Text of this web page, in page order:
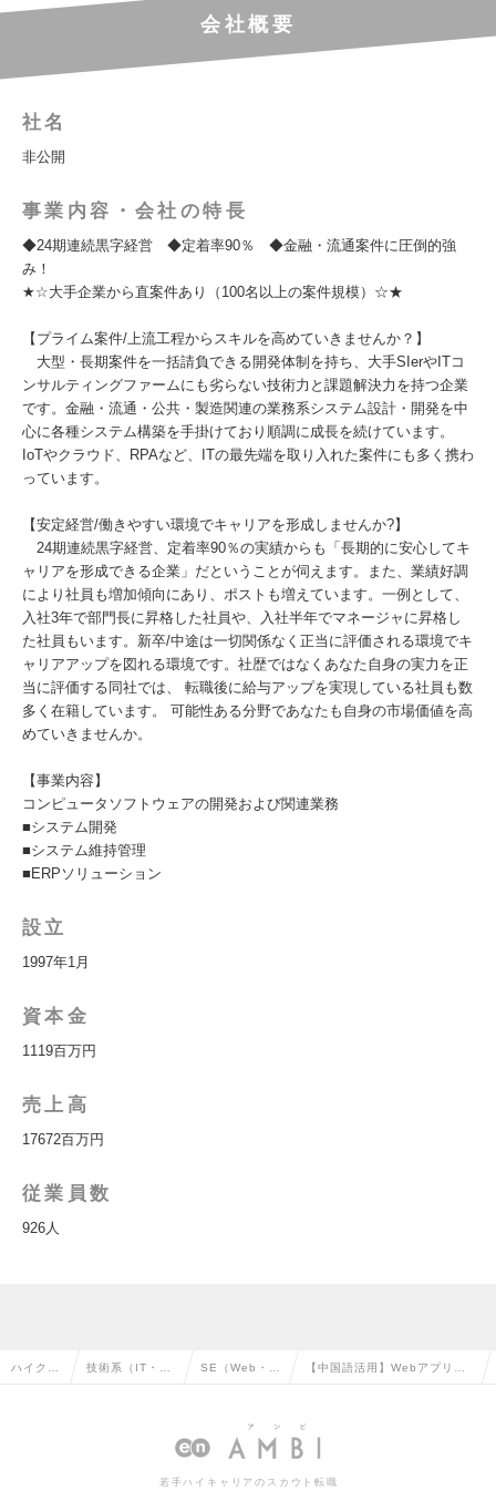
会社概要
社名
非公開
事業内容・会社の特長
◆24期連続黒字経営 ◆定着率90％ ◆金融・流通案件に圧倒的強
み！
★☆大手企業から直案件あり（100名以上の案件規模）☆★
【プライム案件/上流工程からスキルを高めていきませんか？】
大型・長期案件を一括請負できる開発体制を持ち、大手SIerやITコ
ンサルティングファームにも劣らない技術力と課題解決力を持つ企業
です。金融・流通・公共・製造関連の業務系システム設計・開発を中
心に各種システム構築を手掛けており順調に成長を続けています。
IoTやクラウド、RPAなど、ITの最先端を取り入れた案件にも多く携わ
っています。
【安定経営/働きやすい環境でキャリアを形成しませんか?】
24期連続黒字経営、定着率90％の実績からも「長期的に安心してキ
ャリアを形成できる企業」だということが伺えます。また、業績好調
により社員も増加傾向にあり、ポストも増えています。一例として、
入社3年で部門長に昇格した社員や、入社半年でマネージャに昇格し
た社員もいます。新卒/中途は一切関係なく正当に評価される環境でキ
ャリアアップを図れる環境です。社歴ではなくあなた自身の実力を正
当に評価する同社では、 転職後に給与アップを実現している社員も数
多く在籍しています。 可能性ある分野であなたも自身の市場価値を高
めていきませんか。
【事業内容】
コンピュータソフトウェアの開発および関連業務
■システム開発
■システム維持管理
■ERPソリューション
設立
1997年1月
資本金
1119百万円
売上高
17672百万円
従業員数
926人
ハイクラ 技術系（IT・W SE（Web・オ
転職
【中国語活用】Webアプリ開
求人情報
若手ハイキャリアのスカウト転職